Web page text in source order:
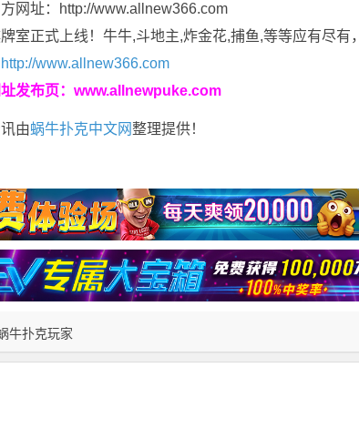
牛扑克玩家
网址：http://www.allnew366.com
室正式上线！牛牛,斗地主,炸金花,捕鱼,等等应有尽有，
http://www.allnew366.com
发布页： www.allnewpuke.com
由蜗牛扑克中文网整理提供！